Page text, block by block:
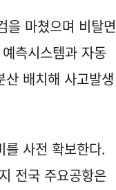
마쳤으며 비탈면
측시스템과 자동
배치해 사고발생
를 사전 확보한다.
전국 주요공항은